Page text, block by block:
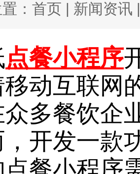
： 首页 | 新闻资讯 |
点餐小程序
移动互联网
众多餐饮企
开发一款
餐小程序